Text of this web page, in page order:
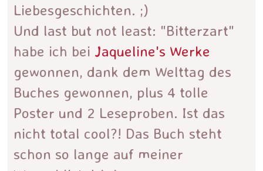
Liebesgeschichten. ;)
Und last but not least: "Bitterzart"
habe ich bei Jaqueline's Werke
gewonnen, dank dem Welttag des
Buches gewonnen, plus 4 tolle
Poster und 2 Leseproben. Ist das
nicht total cool?! Das Buch steht
schon so lange auf meiner